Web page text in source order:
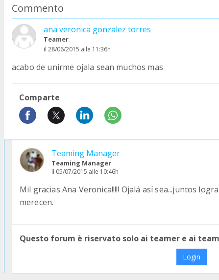
Commento
ana veronica gonzalez torres
Teamer
il 28/06/2015 alle 11:36h
acabo de unirme ojala sean muchos mas
Comparte
Teaming Manager
Teaming Manager
il 05/07/2015 alle 10:46h
Mil gracias Ana Veronica!!!!! Ojalá así sea...juntos
merecen.
Questo forum è riservato solo ai teamer e ai
Login